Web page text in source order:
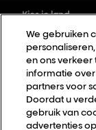
Kies je land
Sitemap
Algemene
Privacybeleid
Cookie Settings
We gebruiken
en ons verkeer
informatie
partners voor
Doordat u
gebruik van
advertenties